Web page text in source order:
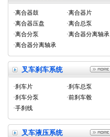
·离合器鼓
·离合器片
·离合器压盘
·离合总泵
·离合分泵
·离合器分离轴承
·离合器分离轴承
叉车刹车系统
·刹车片
·刹车总泵
·刹车分泵
·前刹车毂
·手刹线
叉车液压系统